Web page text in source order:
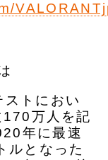
トにおい
万人を記
年に最速
ルとなった